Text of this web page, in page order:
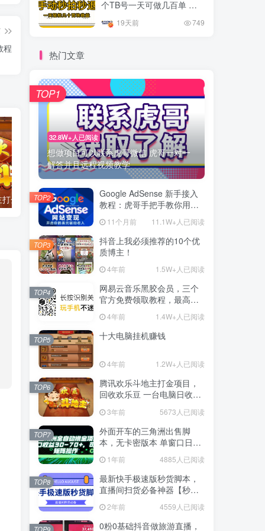
程
腾讯欢乐斗地主打金项目，回收欢乐豆 一台电脑日收益500+ 外面开车的三角洲出售脚本，无卡密版本 单窗口日收益30-70+ 可批量操作
个TB号一天可做几百单 单
19天前 749
热门文章
32.8W+人已阅读
想做项目可以联系虎哥微信 虎哥一对一
解答并且远程视频教学
TOP1
Google AdSense 新手接入
教程：虎哥手把手教你用网
站赚取美元收入
11个月前 11.1W+人已阅读
TOP2
抖音上我必须推荐的10个优
质博主！
4年前 1.5W+人已阅读
TOP3
网易云音乐黑胶会员，三个
官方免费领取教程，最高可
领1年
4年前 1.4W+人已阅读
TOP4
十大电脑挂机赚钱
4年前 1.2W+人已阅读
TOP5
腾讯欢乐斗地主打金项目，
回收欢乐豆 一台电脑日收益
3年前 5673人已阅读
TOP6
外面开车的三角洲出售脚
本，无卡密版本 单窗口日收
1年前 4885人已阅读
TOP7
最新快手极速版秒货脚本，
直播间扫货必备神器【秒货
2年前 4559人已阅读
TOP8
0粉0基础抖音做旅游直播，